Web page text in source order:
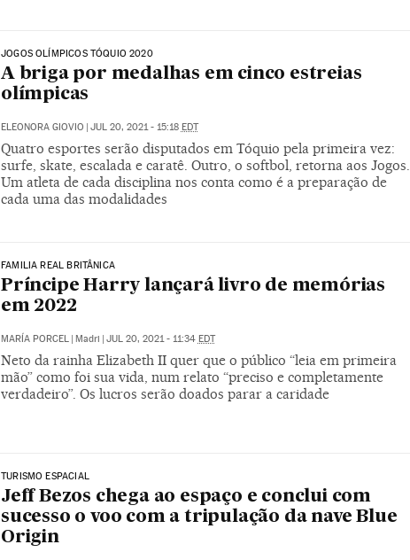
JOGOS OLÍMPICOS TÓQUIO 2020
A briga por medalhas em cinco estreias
olímpicas
ELEONORA GIOVIO JUL 20, 2021 - 15:18 EDT
Quatro esportes serão disputados em Tóquio pela primeira vez:
surfe, skate, escalada e caratê. Outro, o softbol, retorna aos Jogos.
Um atleta de cada disciplina nos conta como é a preparação de
cada uma das modalidades
FAMILIA REAL BRITÂNICA
Príncipe Harry lançará livro de memórias
em 2022
MARÍA PORCEL Madri JUL 20, 2021 - 11:34 EDT
Neto da rainha Elizabeth II quer que o público “leia em primeira
mão” como foi sua vida, num relato “preciso e completamente
verdadeiro”. Os lucros serão doados parar a caridade
TURISMO ESPACIAL
Jeff Bezos chega ao espaço e conclui com
sucesso o voo com a tripulação da nave Blue
Origin